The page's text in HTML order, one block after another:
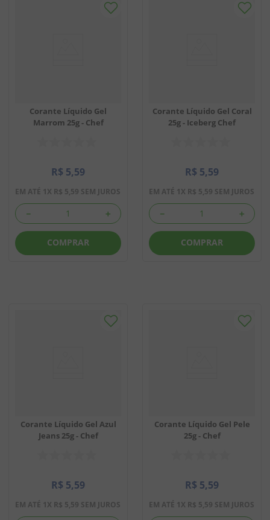
Corante Líquido Gel
Marrom 25g - Chef
R$ 5,59
EM ATÉ 1X R$ 5,59 SEM JUROS
＋
－
COMPRAR
Corante Líquido Gel Coral
25g - Iceberg Chef
R$ 5,59
EM ATÉ 1X R$ 5,59 SEM JUROS
＋
－
COMPRAR
Corante Líquido Gel Azul
Jeans 25g - Chef
R$ 5,59
EM ATÉ 1X R$ 5,59 SEM JUROS
Corante Líquido Gel Pele
25g - Chef
R$ 5,59
EM ATÉ 1X R$ 5,59 SEM JUROS